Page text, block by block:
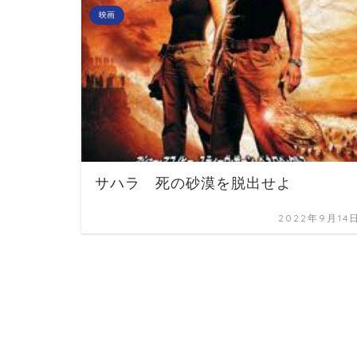
映画
サハラ 死の砂漠を脱出せよ
2022年9月14